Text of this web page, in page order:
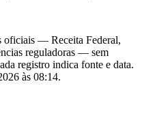
oficiais — Receita Federal,
reguladoras — sem
registro indica fonte e data.
às 08:14.